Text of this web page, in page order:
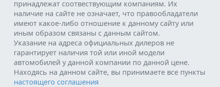
принадлежат соотвествующим компаниям. Их
наличие на сайте не означает, что правообладатели
имеют какое-либо отношение к данному сайту или
иным образом связаны с данным сайтом.
Указание на адреса официальных дилеров не
гарантирует наличия той или иной модели
автомобилей у данной компании по данной цене.
Находясь на данном сайте, вы принимаете все пункты
настоящего соглашения